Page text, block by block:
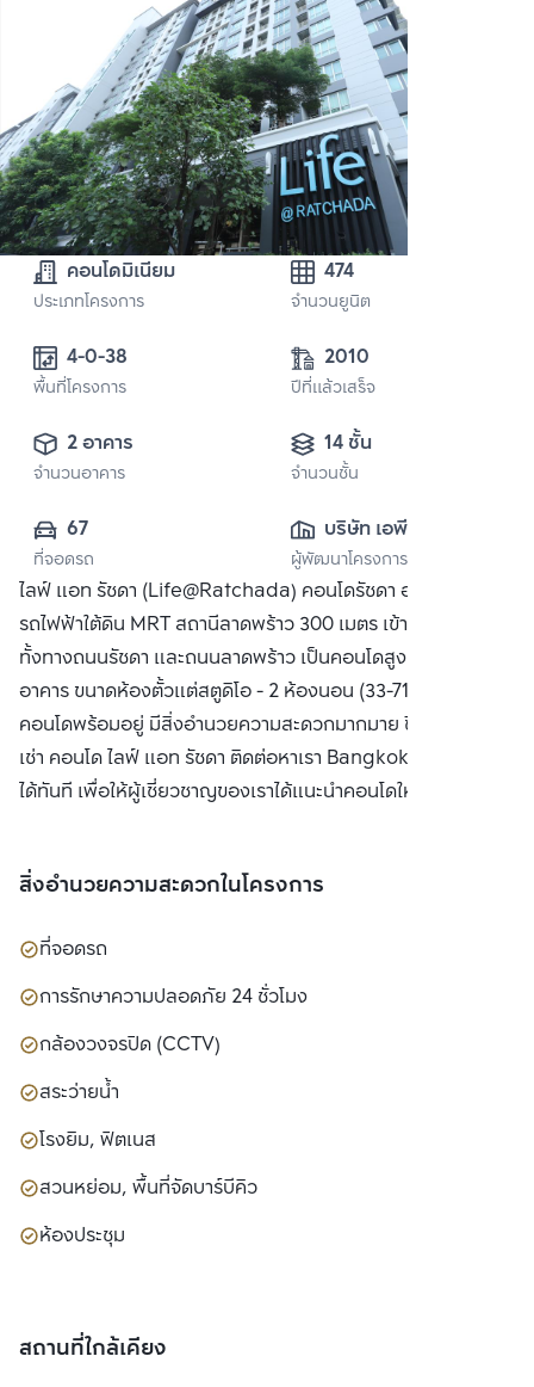
คอนโดมิเนียม
ประเภทโครงการ
474
จำนวนยูนิต
พื้นที่โครงการ
2010
ปีที่แล้วเสร็จ
2 อาคาร
จำนวนอาคาร
14 ชั้น
จำนวนชั้น
67
ที่จอดรถ
บริษัท เอพี (ไทย
แลนด์)
จำกัด(มหาชน)
ผู้พัฒนาโครงการ
ไลฟ์ แอท รัชดา (Life@Ratchada) คอนโดรัชดา อยู่ใกล้
รถไฟฟ้าใต้ดิน MRT สถานีลาดพร้าว 300 เมตร เข้าออกสะดวก
ทั้งทางถนนรัชดา และถนนลาดพร้าว เป็นคอนโดสูงแบ่งเป็น 2
อาคาร ขนาดห้องตั้วแต่สตูดิโอ - 2 ห้องนอน (33-71.5 ตร.ม.)
คอนโดพร้อมอยู่ มีสิ่งอำนวยความสะดวกมากมาย ซื้อ ขาย หรือ
เช่า คอนโด ไลฟ์ แอท รัชดา ติดต่อหาเรา Bangkok CitiSmart
ได้ทันที เพื่อให้ผู้เชี่ยวชาญของเราได้แนะนำคอนโดให้กับท่าน
สิ่งอำนวยความสะดวกในโครงการ
ที่จอดรถ
การรักษาความปลอดภัย 24 ชั่วโมง
กล้องวงจรปิด (CCTV)
สระว่ายน้ำ
โรงยิม, ฟิตเนส
สวนหย่อม, พื้นที่จัดบาร์บีคิว
ห้องประชุม
สถานที่ใกล้เคียง